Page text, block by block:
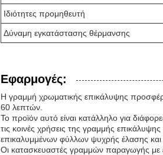
Ιδιότητες προμηθευτή
Δύναμη εγκατάστασης θέρμανσης
Εφαρμογές:
Η γραμμή χρωματικής επικάλυψης
60 λεπτών.
Το προϊόν αυτό είναι κατάλληλο για
τις κοινές χρήσεις της γραμμής
επικαλυμμένων φύλλων ψυχρής έλασης
Οι κατασκευαστές γραμμών παραγωγής